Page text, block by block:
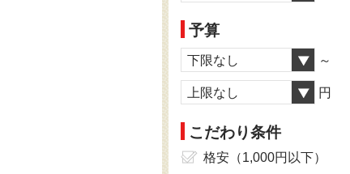
予算
下限なし ～
上限なし 円
こだわり条件
格安（1,000円以下）